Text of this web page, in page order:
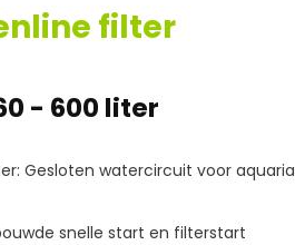
filter
- 600 liter
Gesloten watercircuit voor aquaria
snelle start en filterstart